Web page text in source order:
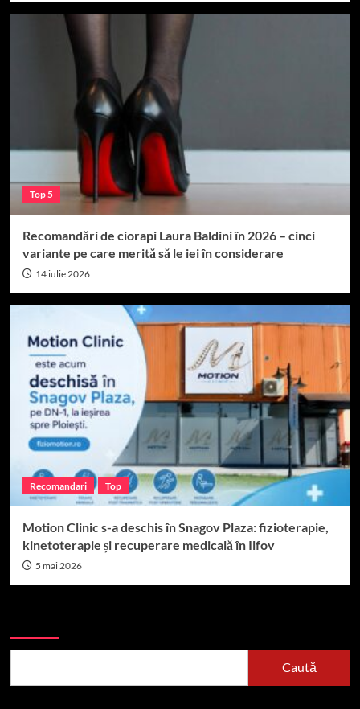
Top 5
Recomandări de ciorapi Laura Baldini în 2026 – cinci
variante pe care merită să le iei în considerare
14 iulie 2026
Recomandari Top
Motion Clinic s-a deschis în Snagov Plaza: fizioterapie,
kinetoterapie și recuperare medicală în Ilfov
5 mai 2026
Caută